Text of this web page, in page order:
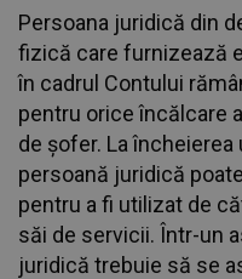
Persoana juridică din
fizică care furnizează
în cadrul Contului
pentru orice încălcare
de șofer. La
persoană juridică
pentru a fi utilizat de
săi de servicii. Într-un
juridică trebuie să se